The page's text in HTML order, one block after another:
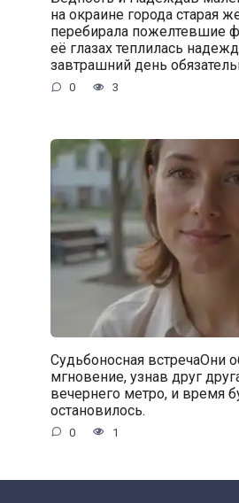
на окраине города старая
перебирала пожелтевшие
её глазах теплилась
завтрашний день
0 3
Судьбоносная встречаОни
мгновение, узнав друг
вечернего метро, и время
остановилось.
0 1